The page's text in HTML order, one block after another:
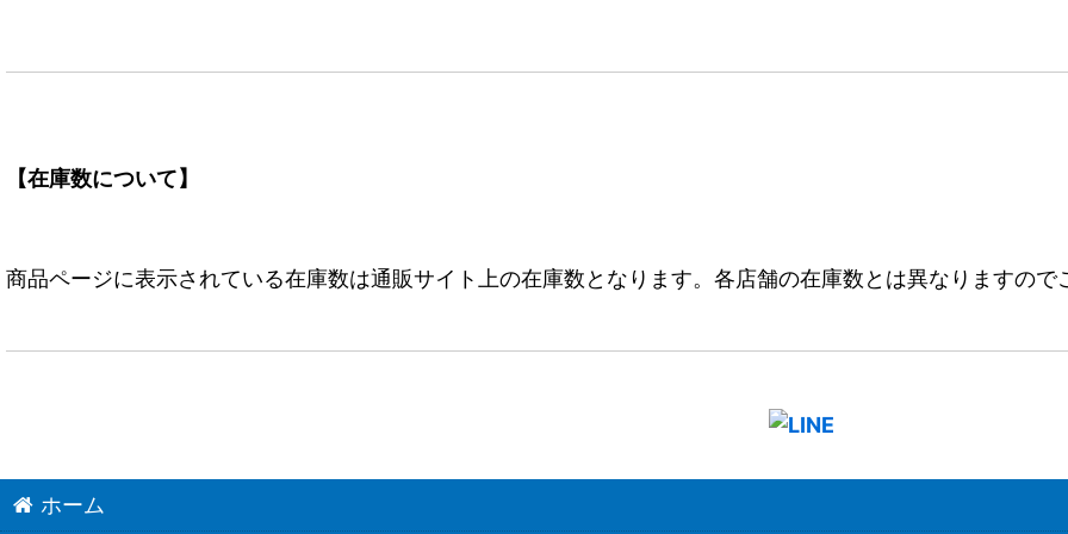
【在庫数について】
商品ページに表示されている在庫数は通販サイト上の在庫数となります。各店舗の在庫数とは異なりますので
ホーム